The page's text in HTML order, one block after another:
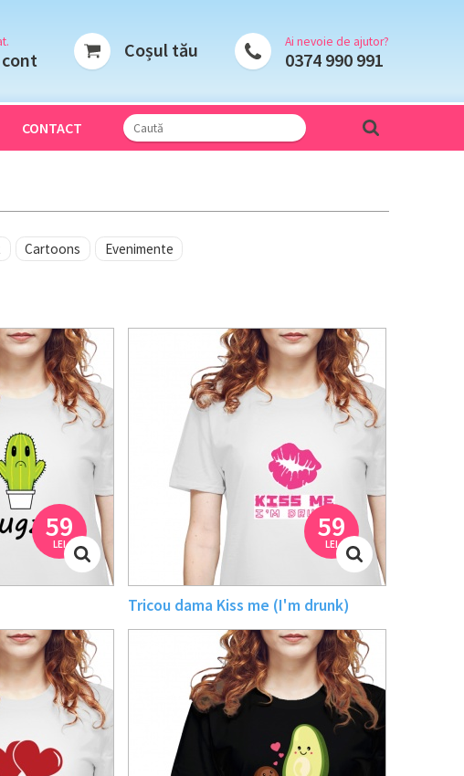
Coșul tău Ai nevoie de ajutor?
0374 990 991
CONTACT
Cartoons Evenimente
59
LEI
Tricou dama Kiss me (I'm drunk)
59
LEI